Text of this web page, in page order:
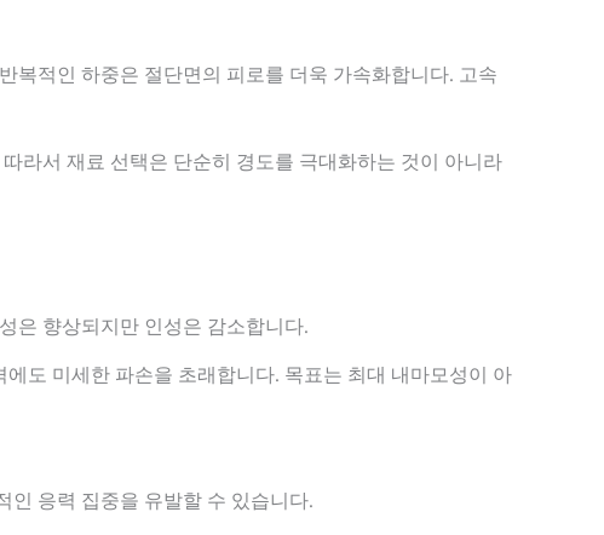
복적인 하중은 절단면의 피로를 더욱 가속화합니다. 고속
라서 재료 선택은 단순히 경도를 극대화하는 것이 아니라
은 향상되지만 인성은 감소합니다.
도 미세한 파손을 초래합니다. 목표는 최대 내마모성이 아
인 응력 집중을 유발할 수 있습니다.